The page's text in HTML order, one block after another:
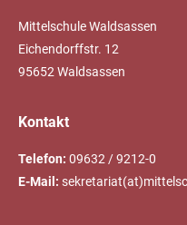
Mittelschule Waldsassen
Eichendorffstr. 12
95652 Waldsassen
Kontakt
Telefon: 09632 / 9212-0
E-Mail: